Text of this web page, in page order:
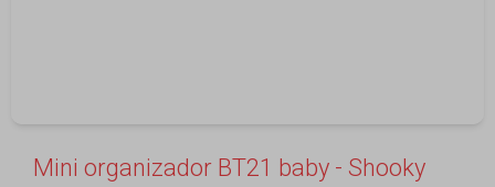
Mini organizador BT21 baby - Shooky